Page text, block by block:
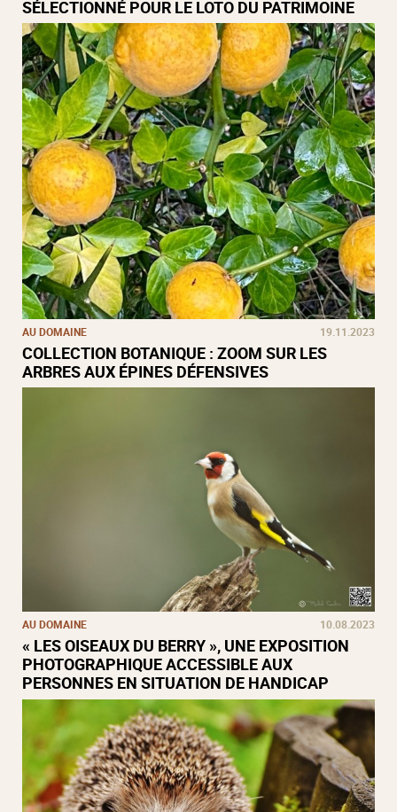
SÉLECTIONNÉ POUR LE LOTO DU PATRIMOINE
AU DOMAINE 19.11.2023
COLLECTION BOTANIQUE : ZOOM SUR LES
ARBRES AUX ÉPINES DÉFENSIVES
AU DOMAINE 10.08.2023
« LES OISEAUX DU BERRY », UNE EXPOSITION
PHOTOGRAPHIQUE ACCESSIBLE AUX
PERSONNES EN SITUATION DE HANDICAP